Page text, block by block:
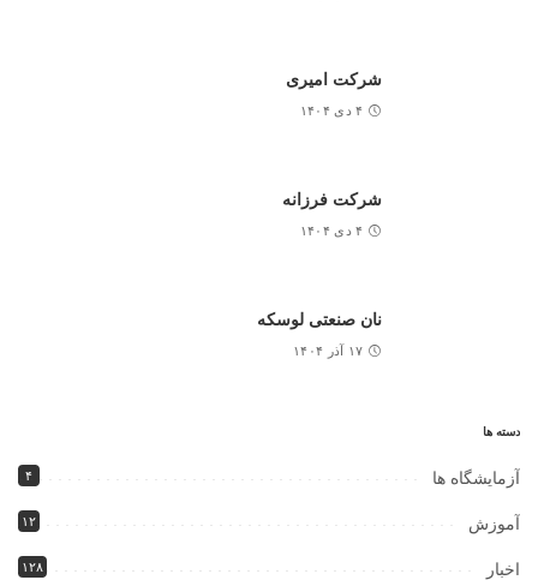
شرکت امیری
۴ دی ۱۴۰۴
شرکت فرزانه
۴ دی ۱۴۰۴
نان صنعتی لوسکه
۱۷ آذر ۱۴۰۴
دسته ها
آزمایشگاه ها ۴
آموزش ۱۲
اخبار ۱۲۸